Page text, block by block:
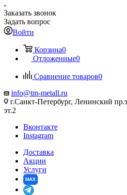
Заказать звонок
Задать вопрос
Войти
Корзина0
Отложенные0
Сравнение товаров0
info@tm-metall.ru
г.Санкт-Петербург, Ленинский
эт.2
Вконтакте
Instagram
Доставка
Акции
Услуги
MAX